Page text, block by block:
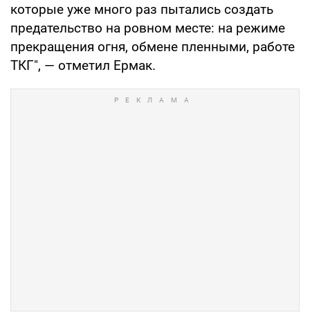
которые уже много раз пытались создать
предательство на ровном месте: на режиме
прекращения огня, обмене пленными, работе
ТКГ", — отметил Ермак.